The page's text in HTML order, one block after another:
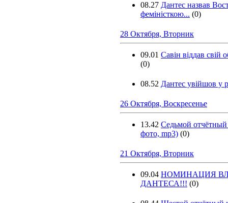
08.27 Дантес назвав
феміністкою... (0)
28 Октября, Вторник
09.01 Савін віддав свій
(0)
08.52 Дантес увійшов у
26 Октября, Воскресенье
13.42 Седьмой
фото, mp3) (0)
21 Октября, Вторник
09.04 НОМИНАЦИЯ
ДАНТЕСА!!! (0)